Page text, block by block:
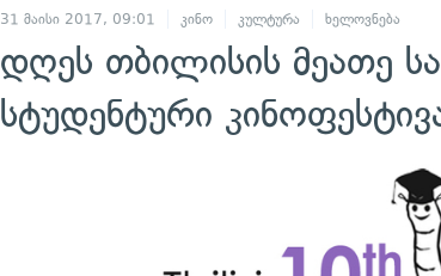
31 მაისი 2017, 09:01 კინო კულტურა ხელოვნება
დღეს თბილისის მეათე
სტუდენტური